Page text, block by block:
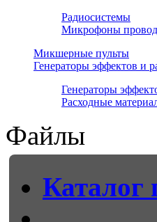
Радиосистемы
Микрофоны
Микшерные пульты
Генераторы эффектов и
Генераторы
Расходные
Файлы